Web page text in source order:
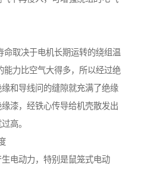
命取决于电机长期运转的绕组温
能力比空气大得多，所以经过绝
和导线问的缝隙就充满了绝缘
漆，经铁心传导给机壳散发出
高。
电动力，特别是鼠笼式电动